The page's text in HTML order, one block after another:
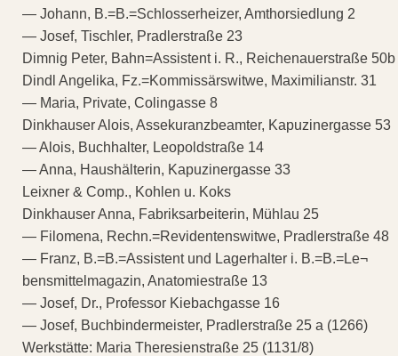
— Johann, B.=B.=Schlosserheizer, Amthorsiedlung 2
— Josef, Tischler, Pradlerstraße 23
Dimnig Peter, Bahn=Assistent i. R., Reichenauerstraße 50b
Dindl Angelika, Fz.=Kommissärswitwe, Maximilianstr. 31
— Maria, Private, Colingasse 8
Dinkhauser Alois, Assekuranzbeamter, Kapuzinergasse 53
— Alois, Buchhalter, Leopoldstraße 14
— Anna, Haushälterin, Kapuzinergasse 33
Leixner & Comp., Kohlen u. Koks
Dinkhauser Anna, Fabriksarbeiterin, Mühlau 25
— Filomena, Rechn.=Revidentenswitwe, Pradlerstraße 48
— Franz, B.=B.=Assistent und Lagerhalter i. B.=B.=Le¬
bensmittelmagazin, Anatomiestraße 13
— Josef, Dr., Professor Kiebachgasse 16
— Josef, Buchbindermeister, Pradlerstraße 25 a (1266)
Werkstätte: Maria Theresienstraße 25 (1131/8)